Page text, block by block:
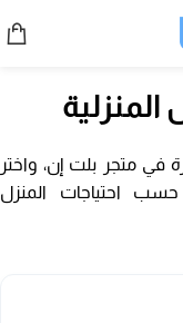
في متجر بلت إن، واختر
حسب احتياجات المنزل